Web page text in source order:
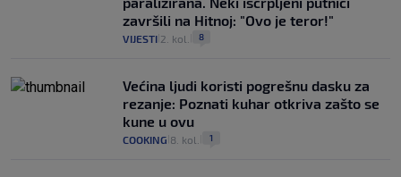
završili na Hitnoj: "Ovo je teror!"
VIJESTI 2. kol. 8
Većina ljudi koristi pogrešnu dasku za
rezanje: Poznati kuhar otkriva zašto se
kune u ovu
COOKING 8. kol. 1